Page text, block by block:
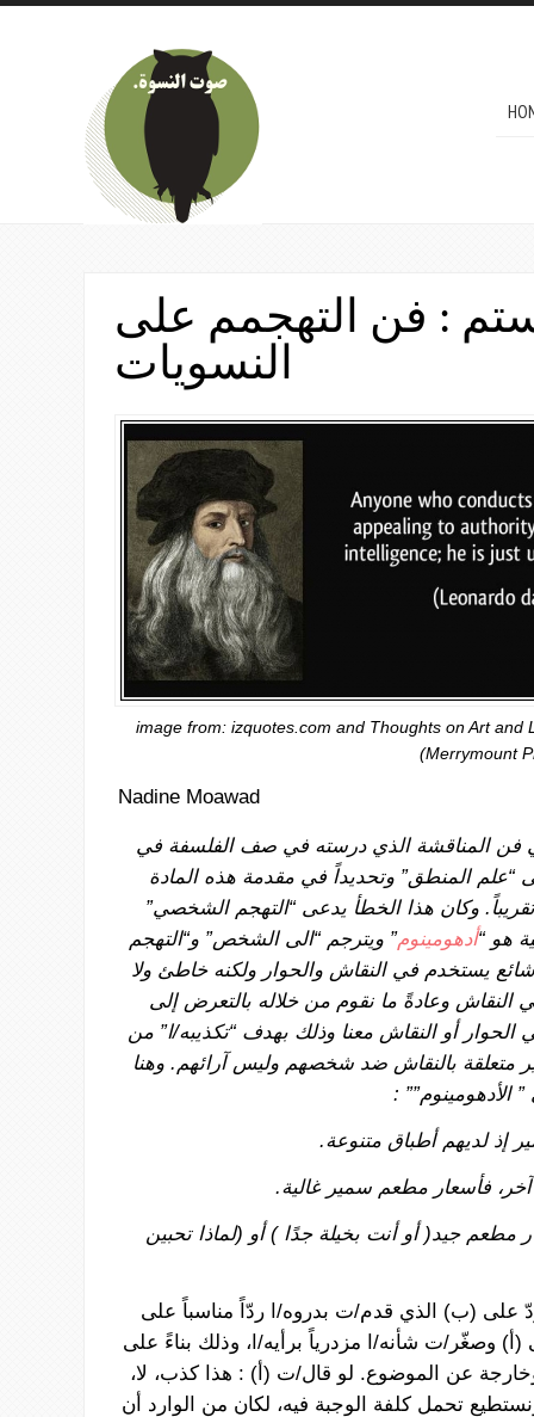
Skip to main content
: فن التهجمم على
النسويات
image from: izquotes.com and Thoughts on Art and
(Merrymount
Nadine Moawad
فن المناقشة الذي درسته في صف الفلسفة في
“علمالمنطق” وتحديداً في مقدمة هذهالمادة
تقريباً . وكان هذاالخطأ يدعى “التهجم الشخصي”
هو “أدهومينوم” ويترجم “الىالشخص” و“التهجم
شائع يستخدم في النقاش والحوار ولكنه خاطئ ولا
النقاش وعادةً ما نقوم من خلاله بالتعرض إلى
الحوار أو النقاش معنا وذلك بهدف “تكذيبه/ا” من
متعلقة بالنقاش ضد شخصهم وليس آرائهم. وهنا
”الأدهومينوم”” :
إذ لديهم أطباق متنوعة.
آخر، فأسعار مطعم سمير غالية.
مطعم جيد(أو أنت بخيلة جدًا )أو (لماذا تحبين
على (ب) الذي قدم/ت بدروه/ا ردّاً مناسباً على
(أ) وصغّر /ت شأنه/ا مزدرياً برأيه/ ا، وذلك بناءً على
عن الموضوع. لو قال/ت (أ) : هذا كذب، لا،
تحمل كلفة الوجبة فيه، لكان من الوارد أن